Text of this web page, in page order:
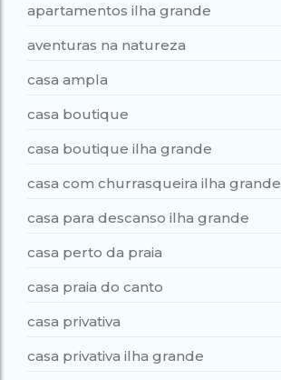
apartamentos ilha grande
aventuras na natureza
casa ampla
casa boutique
casa boutique ilha grande
casa com churrasqueira ilha grande
casa para descanso ilha grande
casa perto da praia
casa praia do canto
casa privativa
casa privativa ilha grande